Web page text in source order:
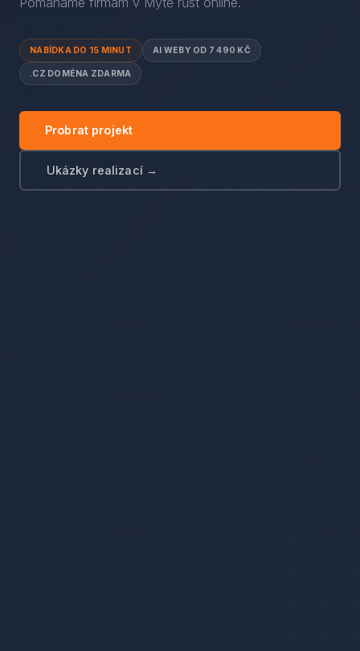
NABÍDKA DO 15 MINUT AI WEBY OD 7 490 KČ
.CZ DOMÉNA ZDARMA
Probrat projekt
Ukázky realizací →